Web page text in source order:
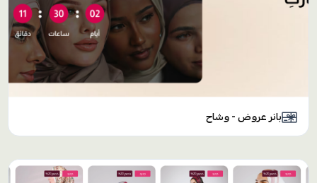
بانر عروض - وشاح